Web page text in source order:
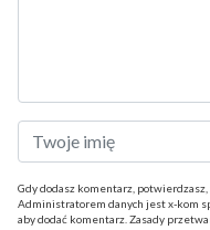
Gdy dodasz komentarz,
Administratorem danych jest x-kom
aby dodać komentarz. Zasady